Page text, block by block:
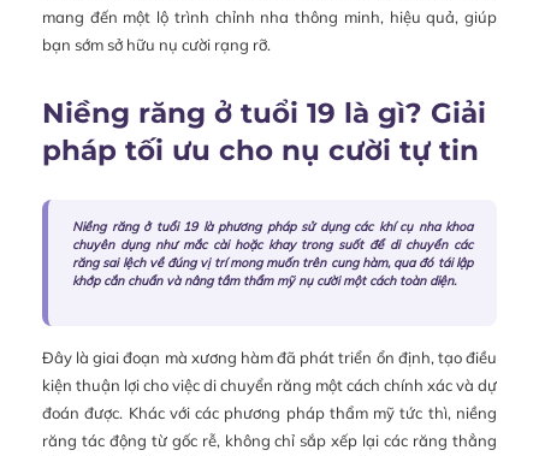
mang đến một lộ trình chỉnh nha thông minh, hiệu quả, giúp
bạn sớm sở hữu nụ cười rạng rỡ.
Niềng răng ở tuổi 19 là gì? Giải
pháp tối ưu cho nụ cười tự tin
Niềng răng ở tuổi 19 là phương pháp sử dụng các khí cụ nha khoa
chuyên dụng như mắc cài hoặc khay trong suốt để di chuyển các
răng sai lệch về đúng vị trí mong muốn trên cung hàm, qua đó tái lập
khớp cắn chuẩn và nâng tầm thẩm mỹ nụ cười một cách toàn diện.
Đây là giai đoạn mà xương hàm đã phát triển ổn định, tạo điều
kiện thuận lợi cho việc di chuyển răng một cách chính xác và dự
đoán được. Khác với các phương pháp thẩm mỹ tức thì, niềng
răng tác động từ gốc rễ, không chỉ sắp xếp lại các răng thẳng